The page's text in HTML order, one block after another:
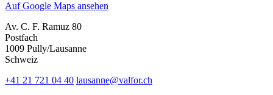
Auf Google Maps ansehen
Av. C. F. Ramuz 80
Postfach
1009 Pully/Lausanne
Schweiz
+41 21 721 04 40 lausanne@valfor.ch